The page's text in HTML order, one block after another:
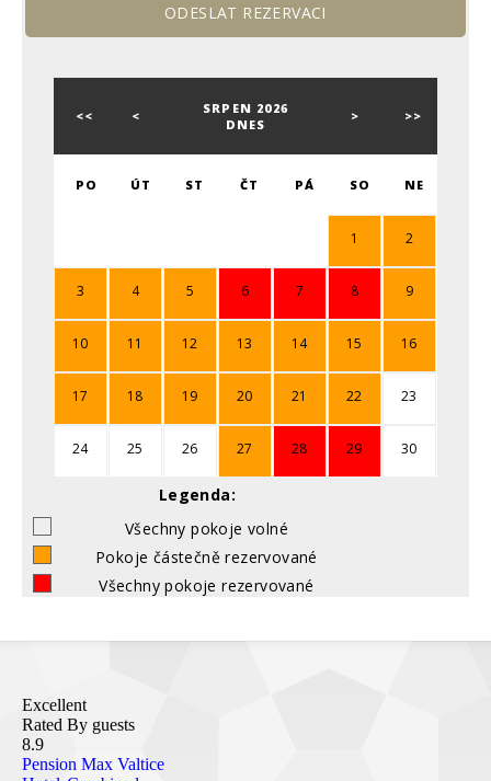
<< <
SRPEN 2026
DNES
> >>
PO ÚT ST ČT PÁ SO NE
1 2
3 4 5 6 7 8 9
10 11 12 13 14 15 16
17 18 19 20 21 22 23
24 25 26 27 28 29 30
Legenda:
Všechny pokoje volné
Pokoje částečně rezervované
Všechny pokoje rezervované
Excellent
Rated By guests
8.9
Pension Max Valtice